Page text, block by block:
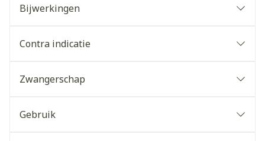
Bijwerkingen
Contra indicatie
Zwangerschap
Gebruik